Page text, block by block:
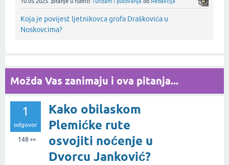
Koja je povijest ljetnikovca grofa Draškovića u
Noskovcima?
Možda Vas zanimaju i ova pitanja...
1
odgovor
148 👀
Kako obilaskom
Plemićke rute
osvojiti noćenje u
Dvorcu Janković?